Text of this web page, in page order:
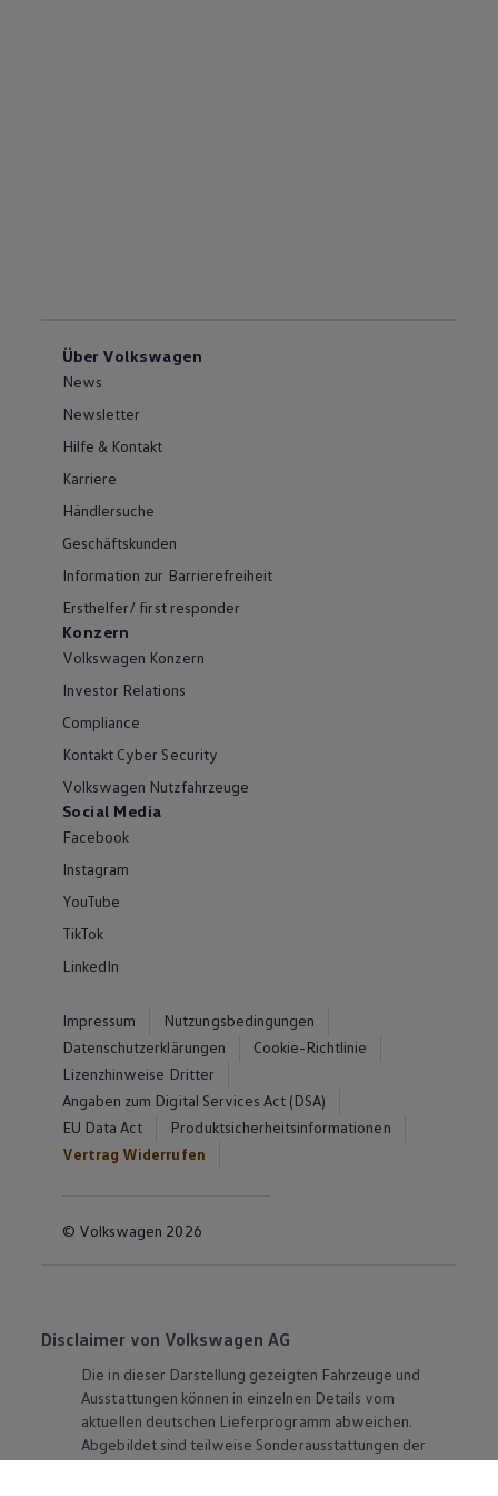
Über Volkswagen
News
Newsletter
Hilfe & Kontakt
Karriere
Händlersuche
Geschäftskunden
Information zur Barrierefreiheit
Ersthelfer/ first responder
Konzern
Volkswagen Konzern
Investor Relations
Compliance
Kontakt Cyber Security
Volkswagen Nutzfahrzeuge
Social Media
Facebook
Instagram
YouTube
TikTok
LinkedIn
Impressum
Nutzungsbedingungen
Datenschutzerklärungen
Cookie-Richtlinie
Lizenzhinweise Dritter
Angaben zum Digital Services Act (DSA)
EU Data Act
Produktsicherheitsinformationen
Vertrag Widerrufen
© Volkswagen 2026
Disclaimer von Volkswagen AG
Die in dieser Darstellung gezeigten Fahrzeuge und
Ausstattungen können in einzelnen Details vom
aktuellen deutschen Lieferprogramm abweichen.
Abgebildet sind teilweise Sonderausstattungen der